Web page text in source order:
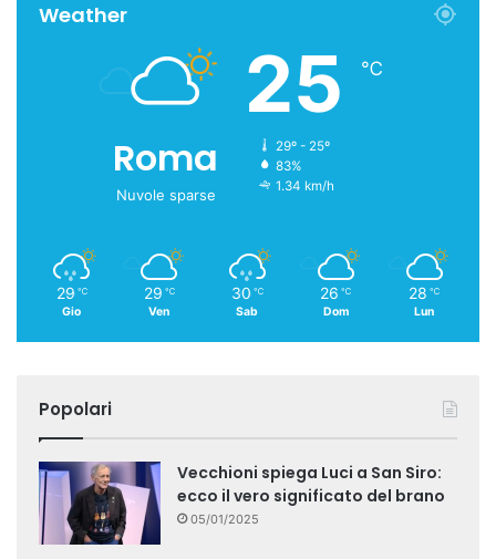
Weather
Roma
Nuvole sparse
25 ℃
29º - 25º
83%
1.34 km/h
29 ℃
Gio
29 ℃
Ven
30 ℃
Sab
26 ℃
Dom
28 ℃
Lun
Popolari
Vecchioni spiega Luci a San Siro:
ecco il vero significato del brano
05/01/2025